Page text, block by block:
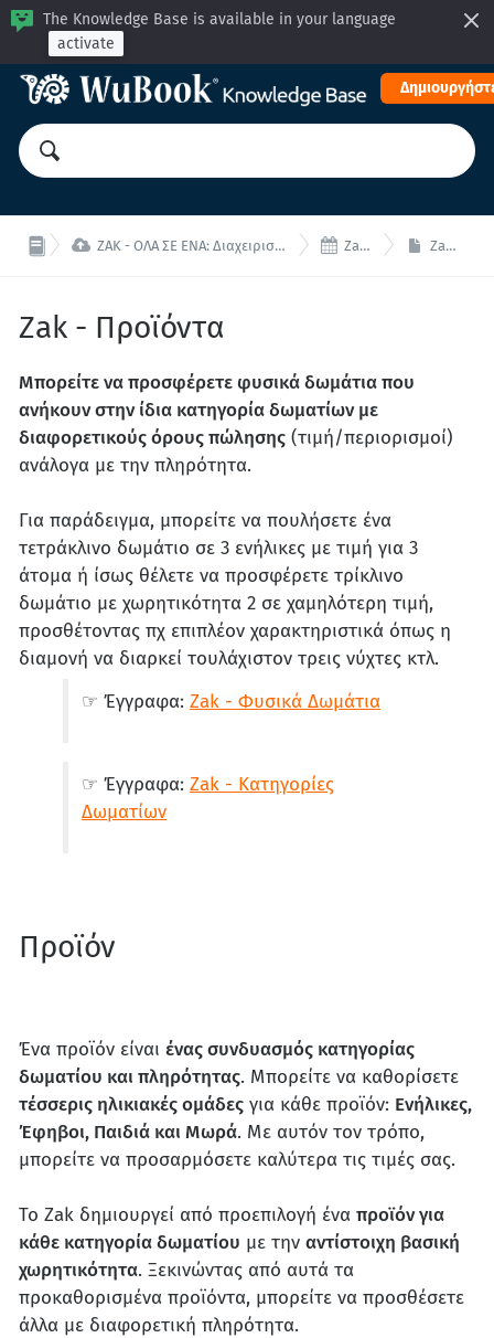
The Knowledge Base is available in your language
activate
 ZAK - ΟΛΑ ΣΕ ΕΝΑ: Διαχειριστείτε το κατάλυμα σας από μία ενιαία διεπαφή!  Zak - Προϊόντα Zak - Προϊόντα
Zak - Προϊόντα
Μπορείτε να προσφέρετε φυσικά δωμάτια που
ανήκουν στην ίδια κατηγορία δωματίων με
διαφορετικούς όρους πώλησης (τιμή/περιορισμοί)
ανάλογα με την πληρότητα.
Για παράδειγμα, μπορείτε να πουλήσετε ένα
τετράκλινο δωμάτιο σε 3 ενήλικες με τιμή για 3
άτομα ή ίσως θέλετε να προσφέρετε τρίκλινο
δωμάτιο με χωρητικότητα 2 σε χαμηλότερη τιμή,
προσθέτοντας πχ επιπλέον χαρακτηριστικά όπως η
διαμονή να διαρκεί τουλάχιστον τρεις νύχτες κτλ.
☞ Έγγραφα: Zak - Φυσικά Δωμάτια
☞ Έγγραφα: Zak - Κατηγορίες
Δωματίων
Προϊόν
Ένα προϊόν είναι ένας συνδυασμός κατηγορίας
δωματίου και πληρότητας. Μπορείτε να καθορίσετε
τέσσερις ηλικιακές ομάδες για κάθε προϊόν: Ενήλικες,
Έφηβοι, Παιδιά και Μωρά. Με αυτόν τον τρόπο,
μπορείτε να προσαρμόσετε καλύτερα τις τιμές σας.
Το Zak δημιουργεί από προεπιλογή ένα προϊόν για
κάθε κατηγορία δωματίου με την αντίστοιχη βασική
χωρητικότητα. Ξεκινώντας από αυτά τα
προκαθορισμένα προϊόντα, μπορείτε να προσθέσετε
άλλα με διαφορετική πληρότητα.